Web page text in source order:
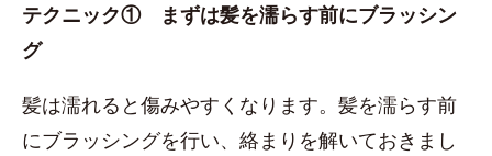
テクニック① まずは髪を濡らす前にブラッシン
グ
髪は濡れると傷みやすくなります。髪を濡らす前
にブラッシングを行い、絡まりを解いておきまし